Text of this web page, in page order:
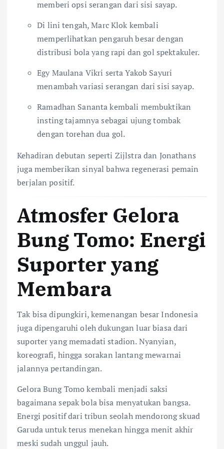
memberi opsi serangan dari sisi sayap.
Di lini tengah, Marc Klok kembali
memperlihatkan pengaruh besar dengan
distribusi bola yang rapi dan gol spektakuler.
Egy Maulana Vikri serta Yakob Sayuri
menambah variasi serangan dari sisi sayap.
Ramadhan Sananta kembali membuktikan
insting tajamnya sebagai ujung tombak
dengan torehan dua gol.
Kehadiran debutan seperti Zijlstra dan Jonathans
juga memberikan sinyal bahwa regenerasi pemain
berjalan positif.
Atmosfer Gelora
Bung Tomo: Energi
Suporter yang
Membara
Tak bisa dipungkiri, kemenangan besar Indonesia
juga dipengaruhi oleh dukungan luar biasa dari
suporter yang memadati stadion. Nyanyian,
koreografi, hingga sorakan lantang mewarnai
jalannya pertandingan.
Gelora Bung Tomo kembali menjadi saksi
bagaimana sepak bola bisa menyatukan bangsa.
Energi positif dari tribun seolah mendorong skuad
Garuda untuk terus menekan hingga menit akhir
meski sudah unggul jauh.